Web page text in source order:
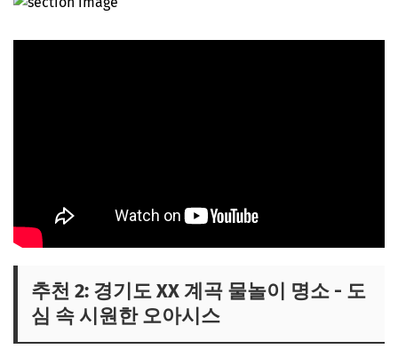
추천 2: 경기도 XX 계곡 물놀이 명소 - 도
심 속 시원한 오아시스